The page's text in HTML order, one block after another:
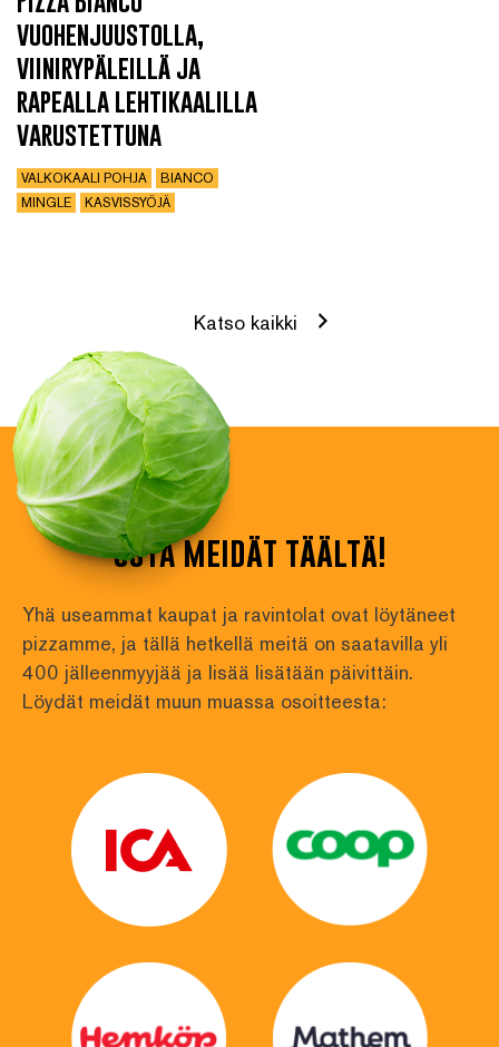
vuohenjuustolla,
viinirypäleillä ja
rapealla lehtikaalilla
varustettuna
VALKOKAALI POHJA
BIANCO
MINGLE
KASVISSYÖJÄ
Katso kaikki
osta meidät täältä!
Yhä useammat kaupat ja ravintolat ovat löytäneet
pizzamme, ja tällä hetkellä meitä on saatavilla yli
400 jälleenmyyjää ja lisää lisätään päivittäin.
Löydät meidät muun muassa osoitteesta: